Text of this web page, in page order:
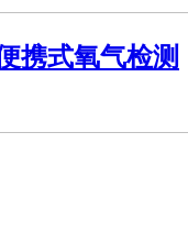
携式氧气检测